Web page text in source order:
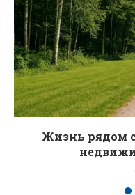
Жизнь рядом